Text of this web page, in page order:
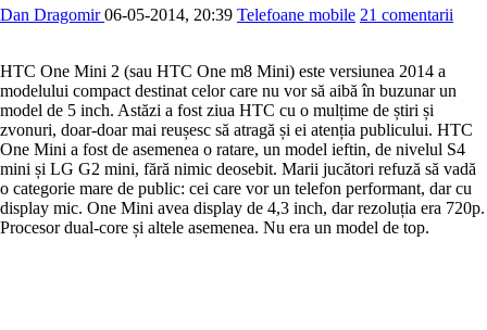
Dan Dragomir 06-05-2014, 20:39 Telefoane mobile 21 comentarii
HTC One Mini 2 (sau HTC One m8 Mini) este versiunea 2014 a
modelului compact destinat celor care nu vor să aibă în buzunar un
model de 5 inch. Astăzi a fost ziua HTC cu o mulțime de știri și
zvonuri, doar-doar mai reușesc să atragă și ei atenția publicului. HTC
One Mini a fost de asemenea o ratare, un model ieftin, de nivelul S4
mini și LG G2 mini, fără nimic deosebit. Marii jucători refuză să vadă
o categorie mare de public: cei care vor un telefon performant, dar cu
display mic. One Mini avea display de 4,3 inch, dar rezoluția era 720p.
Procesor dual-core și altele asemenea. Nu era un model de top.